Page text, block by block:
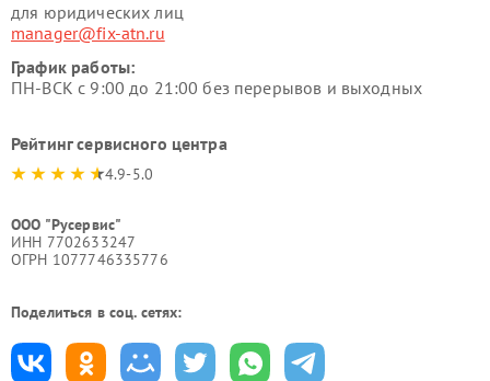
для юридических лиц
manager@fix-atn.ru
График работы:
ПН-ВСК с 9:00 до 21:00 без перерывов и выходных
Рейтинг сервисного центра
4.9-5.0
ООО "Русервис"
ИНН 7702633247
ОГРН 1077746335776
Поделиться в соц. сетях: